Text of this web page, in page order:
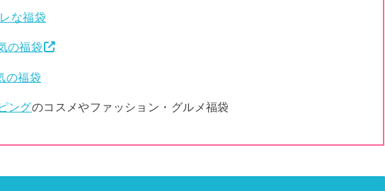
な福袋
の福袋
の福袋
ングのコスメやファッション・グルメ福袋